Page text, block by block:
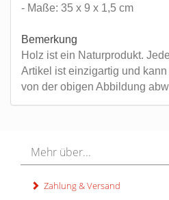
- Maße: 35 x 9 x 1,5 cm
Bemerkung
Holz ist ein Naturprodukt.
Artikel ist einzigartig und
von der obigen Abbildung
Mehr über...
Zahlung & Versand